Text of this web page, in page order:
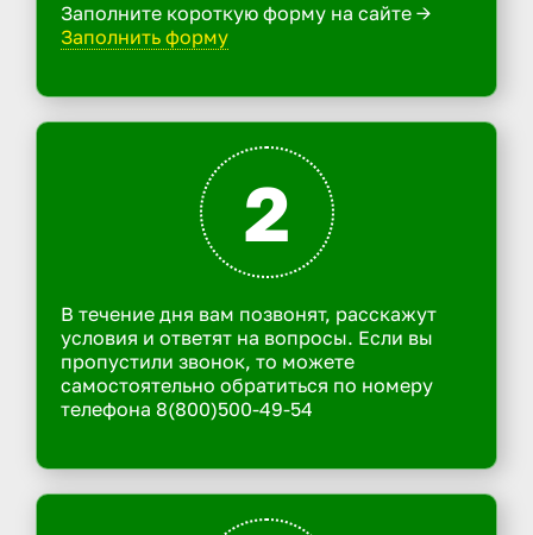
Заполните короткую форму на сайте ->
Заполнить форму
2
В течение дня вам позвонят, расскажут
условия и ответят на вопросы. Если вы
пропустили звонок, то можете
самостоятельно обратиться по номеру
телефона 8(800)500-49-54